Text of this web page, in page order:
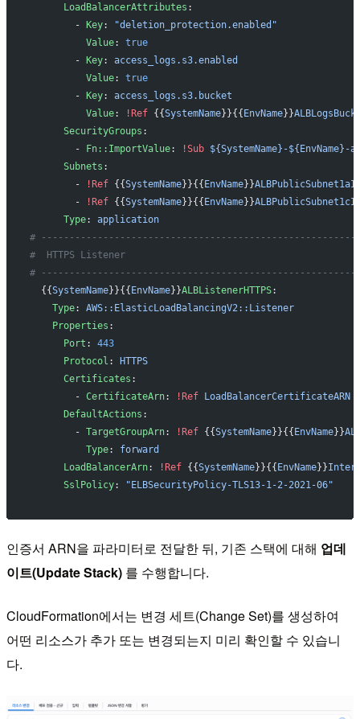
      LoadBalancerAttributes
:
        -
Key:
"deletion_protection.enabled"
          Value
: true
        -
Key: access_logs.s3.enabled
          Value
: true
        -
Key: access_logs.s3.bucket
          Value
: !Ref {{SystemName}}{{EnvName}}
      SecurityGroups
:
        -
Fn::ImportValue: !Sub ${SystemName}-${EnvName}-
      Subnets
:
        -
!Ref {{SystemName}}{{EnvName}}
        -
!Ref {{SystemName}}{{EnvName}}
      Type
: application
#
#  HTTPS Listener
#
  {{
SystemName}}{{EnvName}}ALBListenerHTTPS:
    Type
: AWS::ElasticLoadBalancingV2::Listener
    Properties
:
      Port
: 443
      Protocol
: HTTPS
      Certificates
:
        -
CertificateArn: !Ref LoadBalancerCertificateARN
      DefaultActions
:
        -
TargetGroupArn: !Ref {{SystemName}}{{EnvName}}
          Type
: forward
      LoadBalancerArn
: !Ref {{SystemName}}{{EnvName}}
      SslPolicy
: "ELBSecurityPolicy-TLS13-1-2-2021-06"
인증서 ARN을 파라미터로 전달한 뒤, 기존 스택에 대해 업데
이트(Update Stack) 를 수행합니다.
CloudFormation에서는 변경 세트(Change Set)를 생성하여
어떤 리소스가 추가 또는 변경되는지 미리 확인할 수 있습니
다.